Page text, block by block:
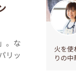
。な
リッ
火を使
りの中